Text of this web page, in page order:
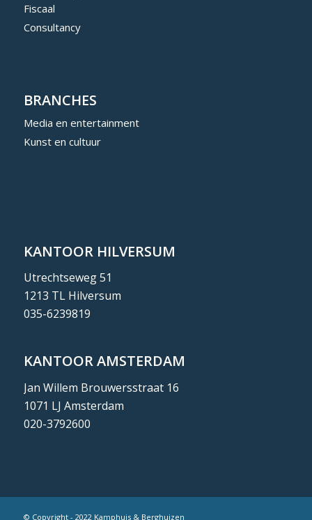
Fiscaal
Consultancy
BRANCHES
Media en entertainment
Kunst en cultuur
KANTOOR HILVERSUM
Utrechtseweg 51
1213 TL Hilversum
035-6239819
KANTOOR AMSTERDAM
Jan Willem Brouwersstraat 16
1071 LJ Amsterdam
020-3792600
© Copyright - 2022 Kamphuis & Berghuizen